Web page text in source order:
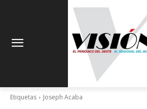
Etiquetas Joseph Acaba